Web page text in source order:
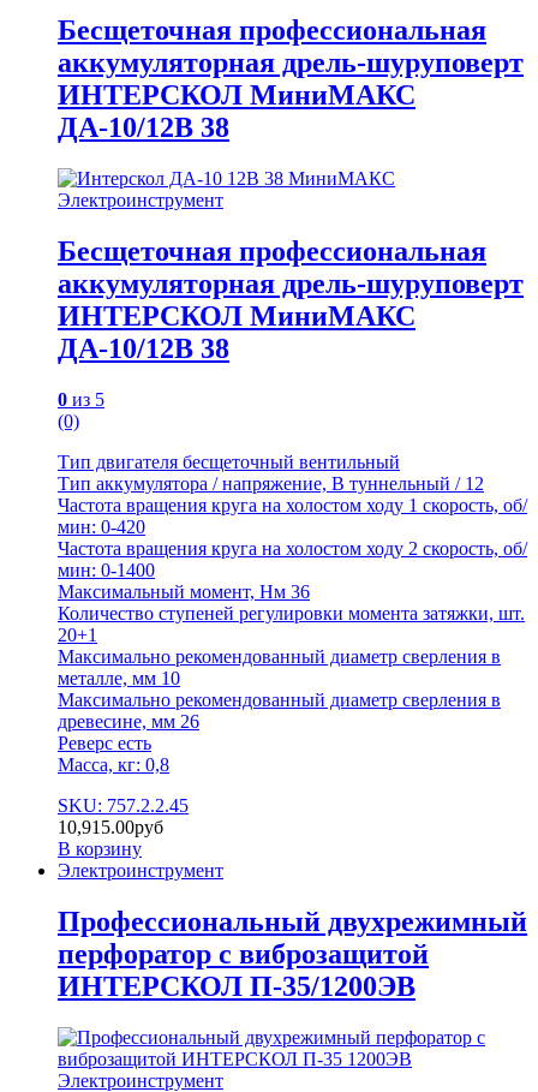
Бесщеточная профессиональная
аккумуляторная дрель-шуруповерт
ИНТЕРСКОЛ МиниМАКС
ДА-10/12В 38
Электроинструмент
Бесщеточная профессиональная
аккумуляторная дрель-шуруповерт
ИНТЕРСКОЛ МиниМАКС
ДА-10/12В 38
0 из 5
(0)
Тип двигателя бесщеточный вентильный
Тип аккумулятора / напряжение, В туннельный / 12
Частота вращения круга на холостом ходу 1 скорость, об/
мин: 0-420
Частота вращения круга на холостом ходу 2 скорость, об/
мин: 0-1400
Максимальный момент, Нм 36
Количество ступеней регулировки момента затяжки, шт.
20+1
Максимально рекомендованный диаметр сверления в
металле, мм 10
Максимально рекомендованный диаметр сверления в
древесине, мм 26
Реверс есть
Масса, кг: 0,8
SKU: 757.2.2.45
10,915.00руб
В корзину
Электроинструмент
Профессиональный двухрежимный
перфоратор с виброзащитой
ИНТЕРСКОЛ П-35/1200ЭВ
Электроинструмент